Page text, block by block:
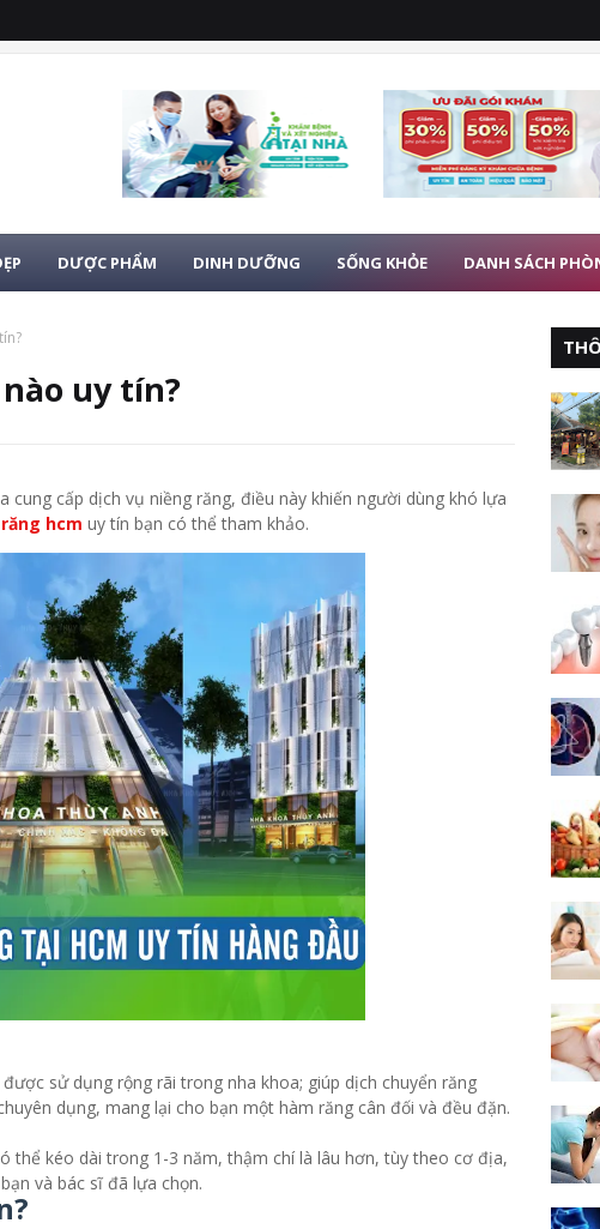
DƯỢC PHẨM DINH DƯỠNG SỐNG KHỎE DANH SÁCH
uy tín?
cung cấp dịch vụ niềng răng, điều này khiến người dùng khó lựa
hcm uy tín bạn có thể tham khảo.
sử dụng rộng rãi trong nha khoa; giúp dịch chuyển răng
dụng, mang lại cho bạn một hàm răng cân đối và đều đặn.
thể kéo dài trong 1-3 năm, thậm chí là lâu hơn, tùy theo cơ địa,
và bác sĩ đã lựa chọn.